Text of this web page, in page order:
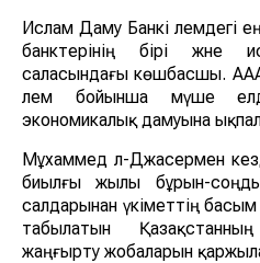
Ислам Даму Банкі әлемдегі
банктерінің бірі және
саласындағы көшбасшы.
әлем бойынша мүше
экономикалық дамуына
Мұхаммед әл-Джасермен
биылғы жылы бұрын-
салдарынан үкіметтің
табылатын
жаңғырту жобаларын